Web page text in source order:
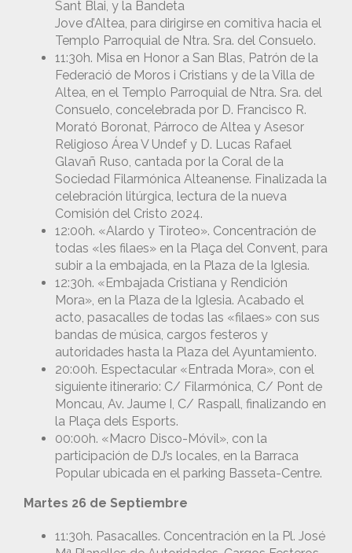
Sant Blai, y la Bandeta
Jove d’Altea, para dirigirse en comitiva hacia el
Templo Parroquial de Ntra. Sra. del Consuelo.
11:30h. Misa en Honor a San Blas, Patrón de la
Federació de Moros i Cristians y de la Villa de
Altea, en el Templo Parroquial de Ntra. Sra. del
Consuelo, concelebrada por D. Francisco R.
Morató Boronat, Párroco de Altea y Asesor
Religioso Área V Undef y D. Lucas Rafael
Glavañ Ruso, cantada por la Coral de la
Sociedad Filarmónica Alteanense. Finalizada la
celebración litúrgica, lectura de la nueva
Comisión del Cristo 2024.
12:00h. «Alardo y Tiroteo». Concentración de
todas «les filaes» en la Plaça del Convent, para
subir a la embajada, en la Plaza de la Iglesia.
12:30h. «Embajada Cristiana y Rendición
Mora», en la Plaza de la Iglesia. Acabado el
acto, pasacalles de todas las «filaes» con sus
bandas de música, cargos festeros y
autoridades hasta la Plaza del Ayuntamiento.
20:00h. Espectacular «Entrada Mora», con el
siguiente itinerario: C/ Filarmónica, C/ Pont de
Moncau, Av. Jaume I, C/ Raspall, finalizando en
la Plaça dels Esports.
00:00h. «Macro Disco-Móvil», con la
participación de DJ’s locales, en la Barraca
Popular ubicada en el parking Basseta-Centre.
Martes 26 de Septiembre
11:30h. Pasacalles. Concentración en la Pl. José